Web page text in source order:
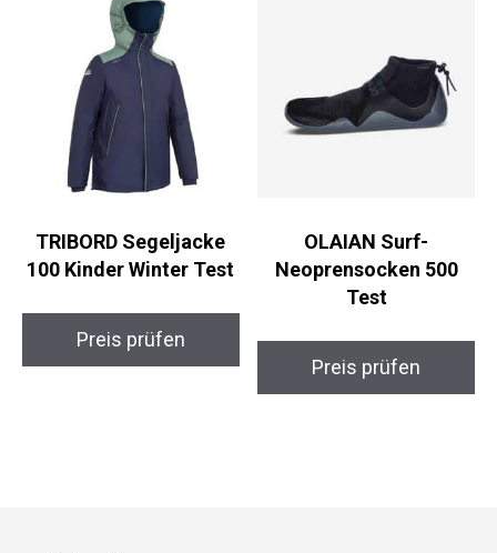
TRIBORD Segeljacke
100 Kinder Winter Test
Preis prüfen
OLAIAN Surf-
Neoprensocken 500
Test
Preis prüfen